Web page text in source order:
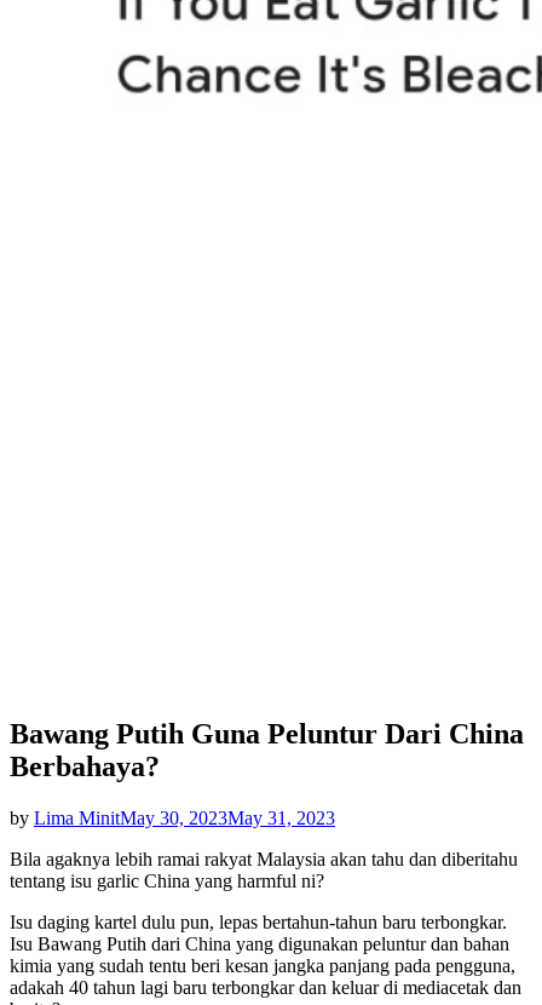
Bawang Putih Guna Peluntur Dari China
Berbahaya?
by Lima MinitPosted
May 30, 2023May 31, 2023
Bila agaknya lebih ramai rakyat Malaysia akan tahu dan diberitahu
tentang isu garlic China yang harmful ni?
Isu daging kartel dulu pun, lepas bertahun-tahun baru terbongkar.
Isu Bawang Putih dari China yang digunakan peluntur dan bahan
kimia yang sudah tentu beri kesan jangka panjang pada pengguna,
adakah 40 tahun lagi baru terbongkar dan keluar di mediacetak dan